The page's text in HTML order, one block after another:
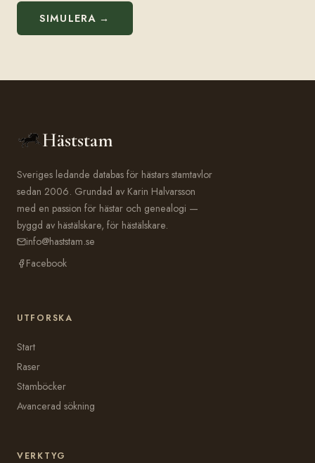
SIMULERA →
Häststam
Sveriges ledande databas för hästars stamtavlor
sedan 2006. Grundad av Karin Halvarsson
med en passion för hästar och genealogi —
byggd av hästälskare, för hästälskare.
info@haststam.se
Facebook
UTFORSKA
Start
Raser
Stamböcker
Avancerad sökning
VERKTYG